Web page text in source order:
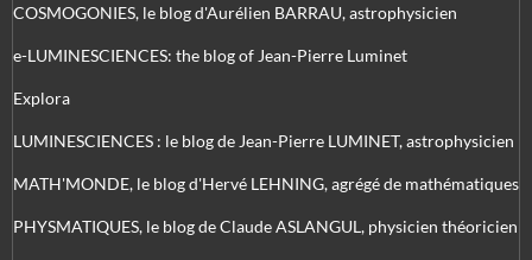
COSMOGONIES, le blog d'Aurélien BARRAU, astrophysicien
e-LUMINESCIENCES: the blog of Jean-Pierre Luminet
Explora
LUMINESCIENCES : le blog de Jean-Pierre LUMINET, astrophysicien
MATH'MONDE, le blog d'Hervé LEHNING, agrégé de mathématiques
PHYSMATIQUES, le blog de Claude ASLANGUL, physicien théoricien